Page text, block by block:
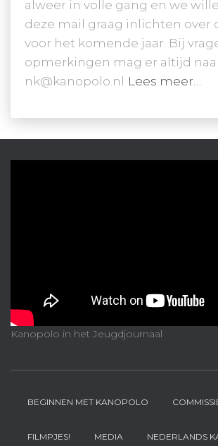
alweer in volle gang en we
deze mail graag inlichten over
voor het komende jaar. Bij
opmerkingen mag er altijd
nk@kanopolo.nl Lees meer…
Kanopolo in het Jeugdjournaal
BEGINNEN MET KANOPOLO
FILMPJES! MEDIA NEDERLANDS